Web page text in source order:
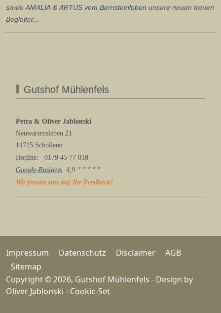
sowie AMALIA & ARTUS vom Bernsteinloben unsere neuen treuen
Begleiter...
Gutshof Mühlenfels
Petra & Oliver Jablonski
Neuwartensleben 21
14715 Schollene
Hotline: 0179 45 77 018
Google-Business 4,9 ⭐️ ⭐️ ⭐️ ⭐️ ⭐️
Wir freuen uns auf Ihr Feedback!
Impressum Datenschutz Disclaimer
AGB
Sitemap
Copyright©2026, Gutshof Mühlenfels - Design by
Oliver Jablonski - Cookie-Set